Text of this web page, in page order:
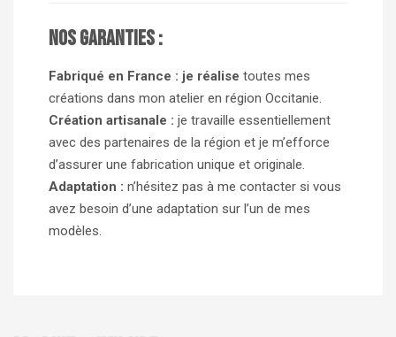
Nos garanties :
Fabriqué en France : je réalise toutes mes
créations dans mon atelier en région Occitanie.
Création artisanale : je travaille essentiellement
avec des partenaires de la région et je m’efforce
d’assurer une fabrication unique et originale.
Adaptation : n’hésitez pas à me contacter si vous
avez besoin d’une adaptation sur l’un de mes
modèles.